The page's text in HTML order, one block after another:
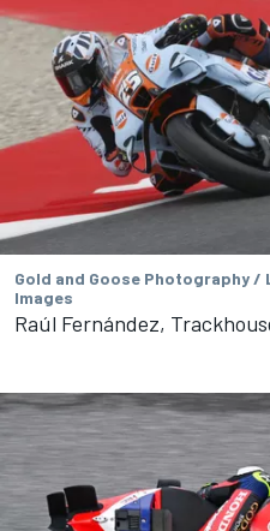
Gold and Goose Photography /
Images
Raúl Fernández,